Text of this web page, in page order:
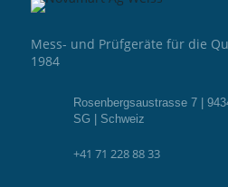
Mess- und Prüfgeräte für die
1984
Rosenbergsaustrasse 7 |
SG | Schweiz
+41 71 228 88 33